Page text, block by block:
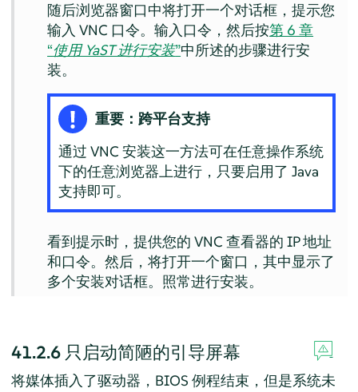
随后浏览器窗口中将打开一个对话框，提示您
输入 VNC 口令。输入口令，然后按第 6 章
“使用 YaST 进行安装”中所述的步骤进行安
装。
重要：跨平台支持
通过 VNC 安装这一方法可在任意操作系统
下的任意浏览器上进行，只要启用了 Java
支持即可。
看到提示时，提供您的 VNC 查看器的 IP 地址
和口令。然后，将打开一个窗口，其中显示了
多个安装对话框。照常进行安装。
41.2.6 只启动简陋的引导屏幕
将媒体插入了驱动器，BIOS 例程结束，但是系统未